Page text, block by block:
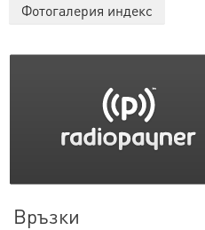
Фотогалерия индекс
Връзки